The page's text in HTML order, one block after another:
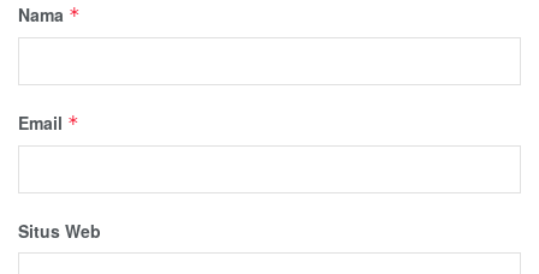
Nama *
Email *
Situs Web